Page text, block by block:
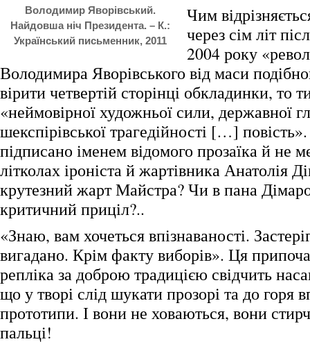
Володимир Яворівський.
Найдовша ніч Президента. – К.:
Український письменник, 2011
Чим
через сім літ
2004 року
Володимира Яворівського від маси
вірити четвертій сторінці обкладинки, то
«неймовірної художньої сили, державної
шекспірівської трагедійності […]
підписано іменем відомого прозаїка й не
літколах іроніста й жартівника Анатолія
крутезний жарт Майстра? Чи в пана
критичний приціл?..
«Знаю, вам хочеться впізнаваності.
вигадано. Крім факту виборів». Ця
репліка за доброю традицією свідчить
що у творі слід шукати прозорі та до горя
прототипи. І вони не ховаються, вони
пальці!